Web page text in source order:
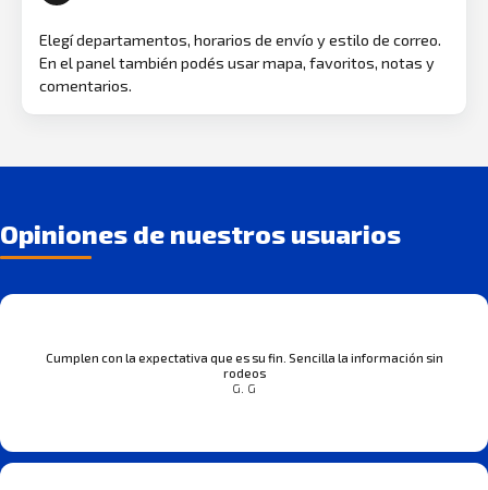
Elegí departamentos, horarios de envío y estilo de correo.
En el panel también podés usar mapa, favoritos, notas y
comentarios.
Opiniones de nuestros usuarios
Cumplen con la expectativa que es su fin. Sencilla la información sin
rodeos
G. G